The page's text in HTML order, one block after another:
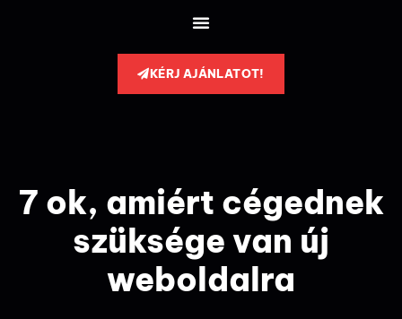
KÉRJ AJÁNLATOT!
7 ok, amiért cégednek
szüksége van új
weboldalra